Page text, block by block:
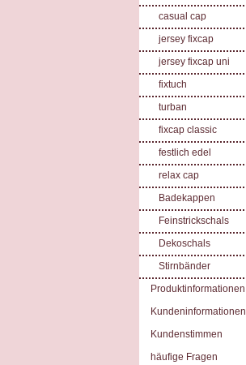
casual cap
jersey fixcap
jersey fixcap uni
fixtuch
turban
fixcap classic
festlich edel
relax cap
Badekappen
Feinstrickschals
Dekoschals
Stirnbänder
Produktinformationen
Kundeninformationen
Kundenstimmen
häufige Fragen